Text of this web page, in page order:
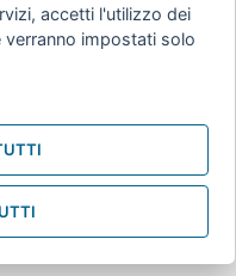
accetti l'utilizzo dei
impostati solo